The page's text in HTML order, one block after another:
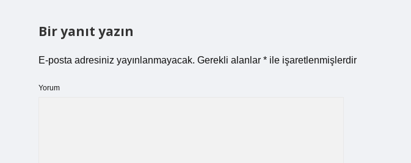
Bir yanıt yazın
E-posta adresiniz yayınlanmayacak. Gerekli alanlar * ile işaretlenmişlerdir
Yorum